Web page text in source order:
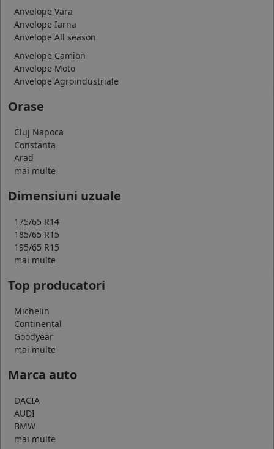
Anvelope Vara
Anvelope Iarna
Anvelope All season
Anvelope Camion
Anvelope Moto
Anvelope Agroindustriale
Orase
Cluj Napoca
Constanta
Arad
mai multe
Dimensiuni uzuale
175/65 R14
185/65 R15
195/65 R15
mai multe
Top producatori
Michelin
Continental
Goodyear
mai multe
Marca auto
DACIA
AUDI
BMW
mai multe